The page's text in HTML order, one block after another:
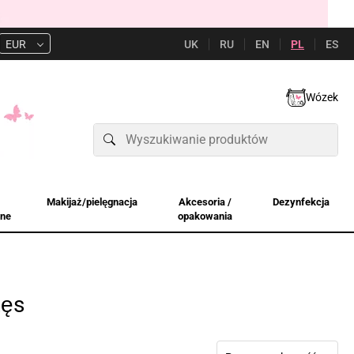
EUR UK RU EN PL ES
Wózek
Makijaż/pielęgnacja
Akcesoria /
opakowania
Dezynfekcja